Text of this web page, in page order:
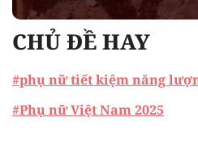
CHỦ ĐỀ HAY
#phụ nữ tiết kiệm năng
#Phụ nữ Việt Nam 2025